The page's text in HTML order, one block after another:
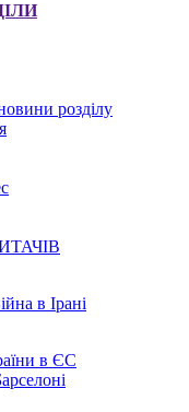
розділу
в Ірані
в ЄС